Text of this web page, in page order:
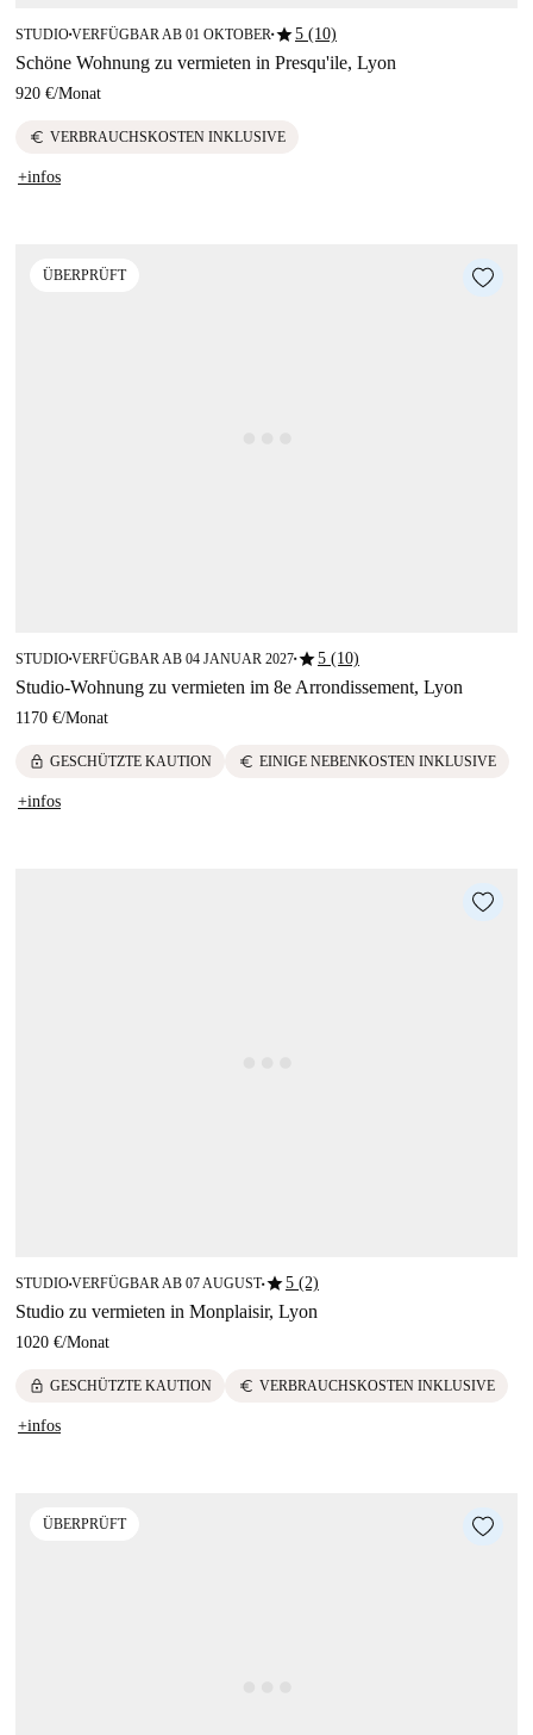
STUDIO■VERFÜGBAR AB 01 OKTOBER ■star5 (10)
Schöne Wohnung zu vermieten in Presqu'ile, Lyon
920 €/Monat
euro VERBRAUCHSKOSTEN INKLUSIVE
+infos
ÜBERPRÜFT
STUDIO■VERFÜGBAR AB 04 JANUAR 2027■star5 (10)
Studio-Wohnung zu vermieten im 8e Arrondissement, Lyon
1170 €/Monat
lock GESCHÜTZTE KAUTION euro EINIGE NEBENKOSTEN INKLUSIVE
+infos
STUDIO■VERFÜGBAR AB 07 AUGUST■star5 (2)
Studio zu vermieten in Monplaisir, Lyon
1020 €/Monat
lock GESCHÜTZTE KAUTION euro VERBRAUCHSKOSTEN INKLUSIVE
+infos
ÜBERPRÜFT